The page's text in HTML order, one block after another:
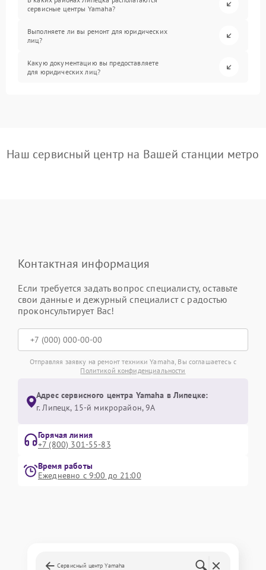
сервисные центры Yamaha?
Выполняете ли вы ремонт для юридических
лиц?
Какую документацию вы предоставляете
для юридических лиц?
Наш сервисный центр на Вашей станции метро
Контактная информация
Если требуется задать вопрос специалисту, оставьте
свои данные и дежурный специалист с радостью
проконсультирует Вас!
Отправляя заявку на ремонт техники Yamaha, Вы соглашаетесь с
Политикой конфиденциальности
Адрес сервисного центра Yamaha в Липецке:
г. Липецк, 15-й микрорайон, 9А
Горячая линия
+7 (800) 301-55-83
Время работы
Ежедневно с 9:00 до 21:00
Сервисный центр Yamaha